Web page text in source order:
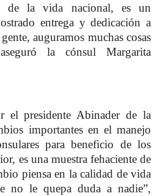
de la vida nacional, es un
entrega y dedicación a
auguramos muchas cosas
la cónsul Margarita
el presidente Abinader de la
importantes en el manejo
para beneficio de los
es una muestra fehaciente de
piensa en la calidad de vida
no le quepa duda a nadie”,